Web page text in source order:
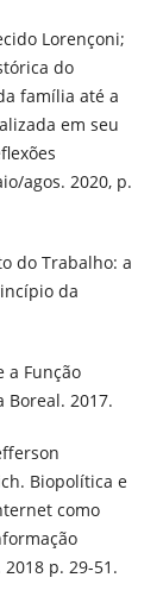
Lorençoni;
do
família até a
em seu
agos. 2020, p.
do Trabalho: a
da
a Função
Boreal. 2017.
Biopolítica e
como
p. 29-51.